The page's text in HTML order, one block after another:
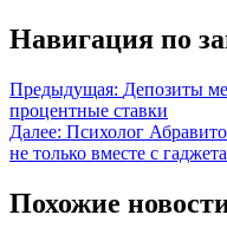
Навигация по
Предыдущая: Депозиты
процентные ставки
Далее: Психолог
не только вместе с
Похожие